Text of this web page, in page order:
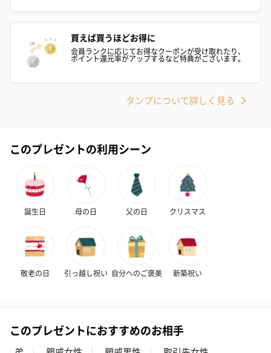
リラックスグッズ
リラックスグッズを同梱してお届けします。
（ブルー）（748円）
（イエロー）（748円）
ハンドタオル・ハンカチ
ハンドタオル・ハンカチを同梱してお届けいたします。ギフトへ
の＋αにおすすめです。
買えば買うほどお得に
会員ランクに応じてお得なクーポンが受け取れたり、
ポイント還元率がアップするなど特典がございます。
タンプについて詳しく見る
このプレゼントの利用シーン
誕生日 母の日 父の日 クリスマス
敬老の日 引っ越し祝い 自分へのご褒美 新築祝い
このプレゼントにおすすめのお相手